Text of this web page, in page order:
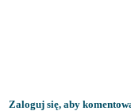
Zaloguj się, aby